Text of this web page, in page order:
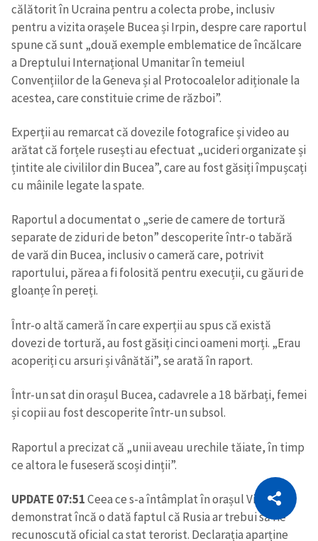
Copiază Link
călătorit în Ucraina pentru a colecta probe, inclusiv
pentru a vizita orașele Bucea și Irpin, despre care raportul
spune că sunt „două exemple emblematice de încălcare
a Dreptului Internațional Umanitar în temeiul
Convențiilor de la Geneva și al Protocoalelor adiționale la
acestea, care constituie crime de război”.
Experții au remarcat că dovezile fotografice și video au
arătat că forțele rusești au efectuat „ucideri organizate și
țintite ale civililor din Bucea”, care au fost găsiți împușcați
cu mâinile legate la spate.
Raportul a documentat o „serie de camere de tortură
separate de ziduri de beton” descoperite într-o tabără
de vară din Bucea, inclusiv o cameră care, potrivit
raportului, părea a fi folosită pentru execuții, cu găuri de
gloanțe în pereți.
Într-o altă cameră în care experții au spus că există
dovezi de tortură, au fost găsiți cinci oameni morți. „Erau
acoperiți cu arsuri și vânătăi”, se arată în raport.
Într-un sat din orașul Bucea, cadavrele a 18 bărbați, femei
și copii au fost descoperite într-un subsol.
Raportul a precizat că „unii aveau urechile tăiate, în timp
ce altora le fuseseră scoși dinții”.
UPDATE 07:51Ceea ce s-a întâmplat în orașul Vinnița a
demonstrat încă o dată faptul că Rusia ar trebui să fie
recunoscută oficial ca stat terorist. Declarația aparține
Citește articolul